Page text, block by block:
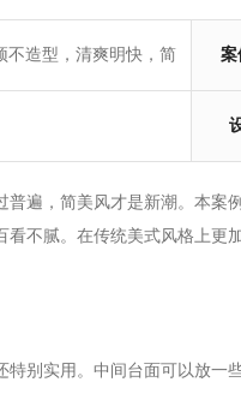
不造型，清爽明快，简 案
遍，简美风才是新潮。本案
不腻。在传统美式风格上更
别实用。中间台面可以放